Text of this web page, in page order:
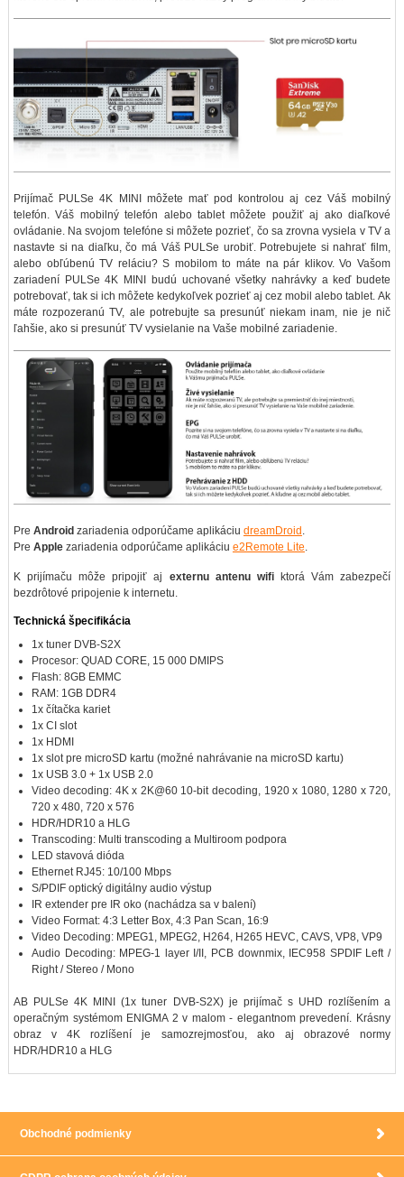
Prijímač PULSe 4K MINI môžete mať pod kontrolou aj cez Váš mobilný
telefón. Váš mobilný telefón alebo tablet môžete použiť aj ako diaľkové
ovládanie. Na svojom telefóne si môžete pozrieť, čo sa zrovna vysiela v TV a
nastavte si na diaľku, čo má Váš PULSe urobiť. Potrebujete si nahrať film,
alebo obľúbenú TV reláciu? S mobilom to máte na pár klikov. Vo Vašom
zariadení PULSe 4K MINI budú uchované všetky nahrávky a keď budete
potrebovať, tak si ich môžete kedykoľvek pozrieť aj cez mobil alebo tablet. Ak
máte rozpozeranú TV, ale potrebujte sa presunúť niekam inam, nie je nič
ľahšie, ako si presunúť TV vysielanie na Vaše mobilné zariadenie.
Pre Android zariadenia odporúčame aplikáciu dreamDroid .
Pre Applezariadenia odporúčame aplikáciu e2Remote Lite.
K prijímaču môže pripojiť aj externu antenu wifi
ktorá Vám zabezpečí
bezdrôtové pripojenie k internetu.
Technická špecifikácia
1x tuner DVB-S2X
Procesor: QUAD CORE, 15 000 DMIPS
Flash: 8GB EMMC
RAM: 1GB DDR4
1x čítačka kariet
1x CI slot
1x HDMI
1x slot pre microSD kartu (možné nahrávanie na microSD kartu)
1x USB 3.0 + 1x USB 2.0
Video decoding: 4K x 2K@60 10-bit decoding, 1920 x 1080, 1280 x 720,
720 x 480, 720 x 576
HDR/HDR10 a HLG
Transcoding: Multi transcoding a Multiroom podpora
LED stavová dióda
Ethernet RJ45: 10/100 Mbps
S/PDIF optický digitálny audio výstup
IR extender pre IR oko (nachádza sa v balení)
Video Format: 4:3 Letter Box, 4:3 Pan Scan, 16:9
Video Decoding: MPEG1, MPEG2, H264, H265 HEVC, CAVS, VP8, VP9
Audio Decoding: MPEG-1 layer I/II, PCB downmix, IEC958 SPDIF Left /
Right / Stereo / Mono
AB PULSe 4K MINI (1x tuner DVB-S2X) je prijímač s UHD rozlíšením a
operačným systémom ENIGMA 2 v malom - elegantnom prevedení. Krásny
obraz v 4K rozlíšení je samozrejmosťou, ako aj obrazové normy
HDR/HDR10 a HLG
Obchodné podmienky